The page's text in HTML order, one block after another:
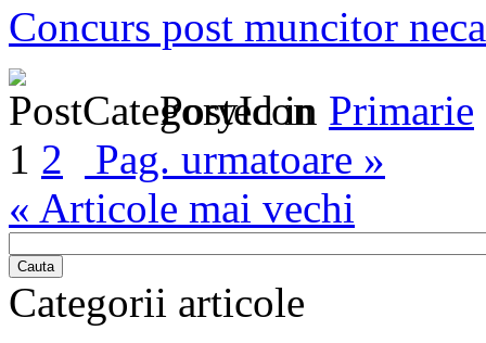
Concurs post muncitor
Posted in Primarie
1 2
Pag. urmatoare »
« Articole mai vechi
Cauta
Categorii articole